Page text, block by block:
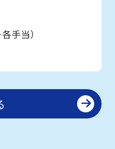
手当）